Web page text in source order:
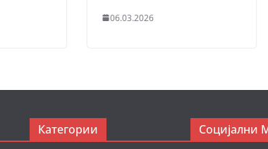
06.03.2026
Категории Социјални